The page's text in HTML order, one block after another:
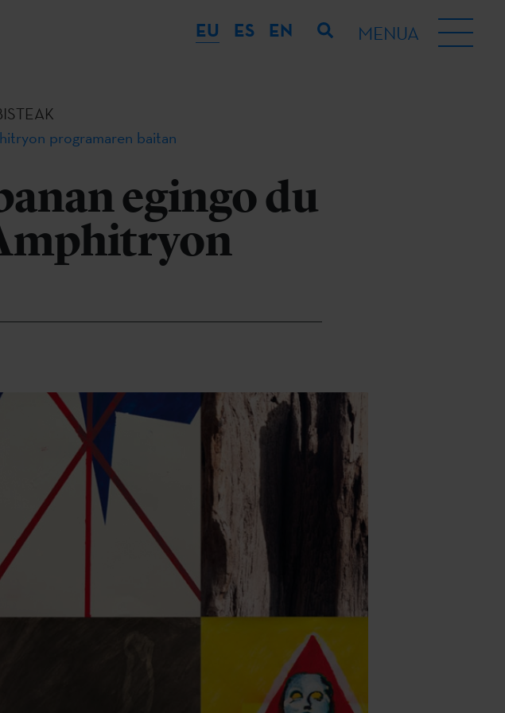
EU ES EN MENUA
programaren baitan
egingo du